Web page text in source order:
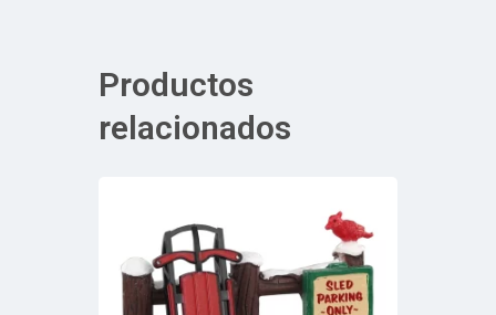
Productos
relacionados